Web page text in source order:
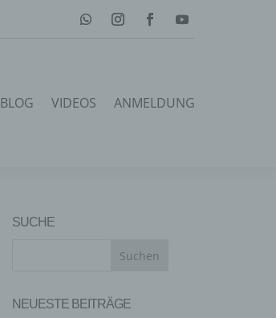
BLOG VIDEOS ANMELDUNG
SUCHE
NEUESTE BEITRÄGE